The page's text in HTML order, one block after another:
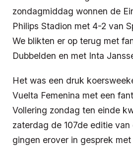
zondagmiddag wonnen de
Philips Stadion met 4-2 van
We blikten er op terug met
Dubbelden en met Inta
Het was een druk
Vuelta Femenina met een
Vollering zondag ten einde
zaterdag de 107de editie
gingen erover in gesprek